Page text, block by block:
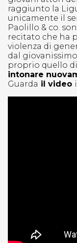
raggiunto la
unicamente il
Paolillo & co.
recitato che ha
violenza di
dal
proprio quello di
intonare
Guarda il video